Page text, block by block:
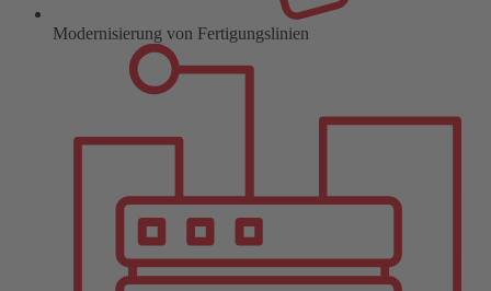
Modernisierung von Fertigungslinien